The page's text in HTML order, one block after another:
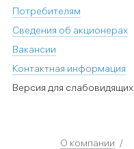
Потребителям
Сведения об акционерах
Вакансии
Контактная информация
Версия для слабовидящих
О компании